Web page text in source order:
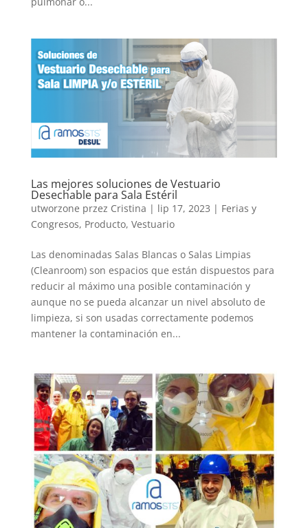
Las mejores soluciones de Vestuario
Desechable para Sala Estéril
utworzone przez Cristina | lip 17, 2023 | Ferias y
Congresos, Producto, Vestuario
Las denominadas Salas Blancas o Salas Limpias
(Cleanroom) son espacios que están dispuestos para
reducir al máximo una posible contaminación y
aunque no se pueda alcanzar un nivel absoluto de
limpieza, si son usadas correctamente podemos
mantener la contaminación en...